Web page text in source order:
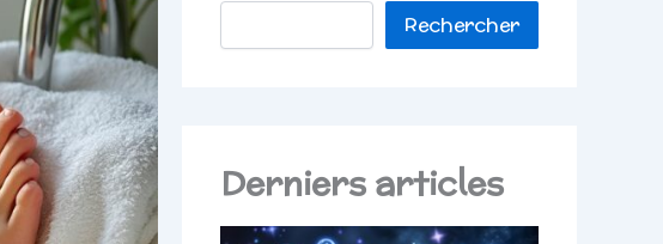
Rechercher
Derniers articles